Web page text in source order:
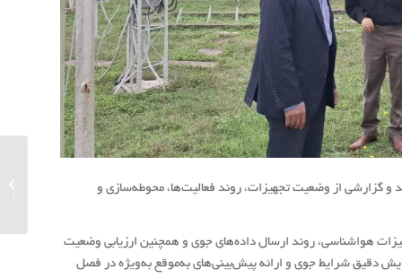
و گزارشی از وضعیت تجهیزات، روند فعالیت‌ها، محوطه‌سازی و
هواشناسی، روند ارسال داده‌های جوی و همچنین ارزیابی وضعیت
دقیق شرایط جوی و ارائه پیش‌بینی‌های به‌موقع به‌ویژه در فصل
کشاورزی (9